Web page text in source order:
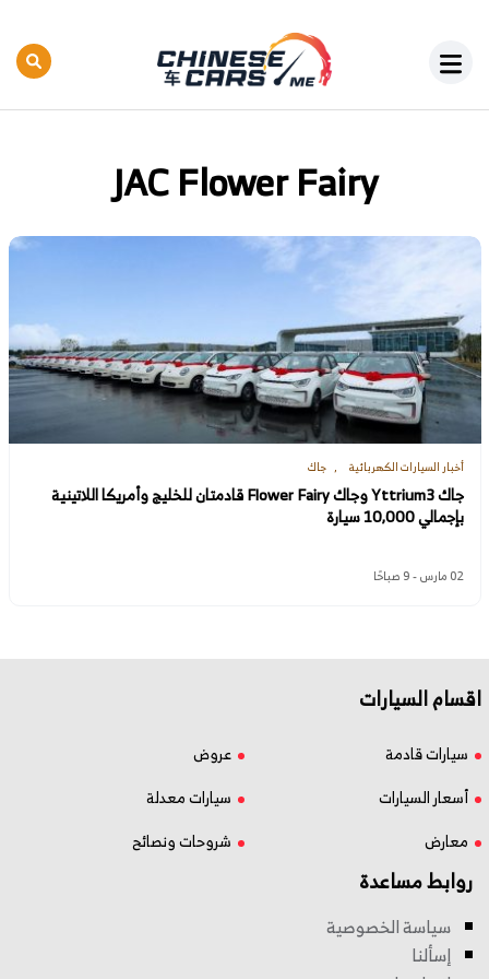
JAC Flower Fairy
أخبار السيارات الكهربائية جاك
جاك Yttrium3 وجاك Flower Fairy قادمتان للخليج وأمريكا اللاتينية
بإجمالي 10,000 سيارة
02 مارس - 9 صباحًا
اقسام السيارات
سيارات قادمة
عروض
أسعار السيارات
سيارات معدلة
معارض
شروحات ونصائح
روابط مساعدة
سياسة الخصوصية
إسألنا